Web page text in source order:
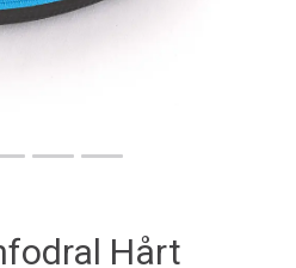
Hårt